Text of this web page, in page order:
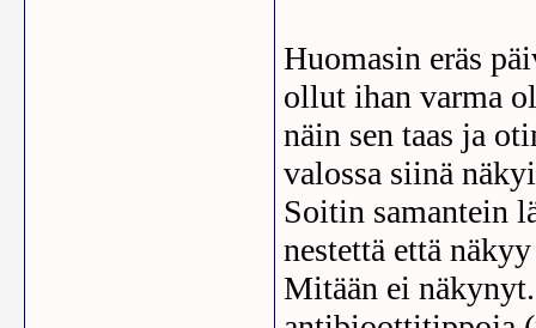
Huomasin eräs
ollut ihan varma
näin sen taas ja
valossa siinä
Soitin samantein
nestettä että
Mitään ei